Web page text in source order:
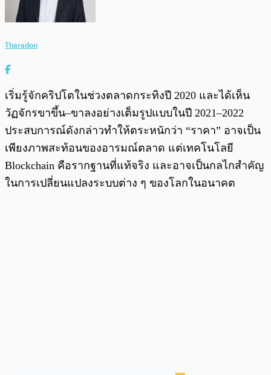
Tharadon
เริ่มรู้จักคริปโตในช่วงตลาดกระทิงปี 2020 และได้เห็น
วัฏจักรขาขึ้น–ขาลงอย่างเต็มรูปแบบในปี 2021–2022
ประสบการณ์ดังกล่าวทำให้ตระหนักว่า “ราคา” อาจเป็น
เพียงภาพสะท้อนของอารมณ์ตลาด แต่เทคโนโลยี
Blockchain คือรากฐานที่แท้จริง และอาจเป็นกลไกสำคัญ
ในการเปลี่ยนแปลงระบบต่าง ๆ ของโลกในอนาคต